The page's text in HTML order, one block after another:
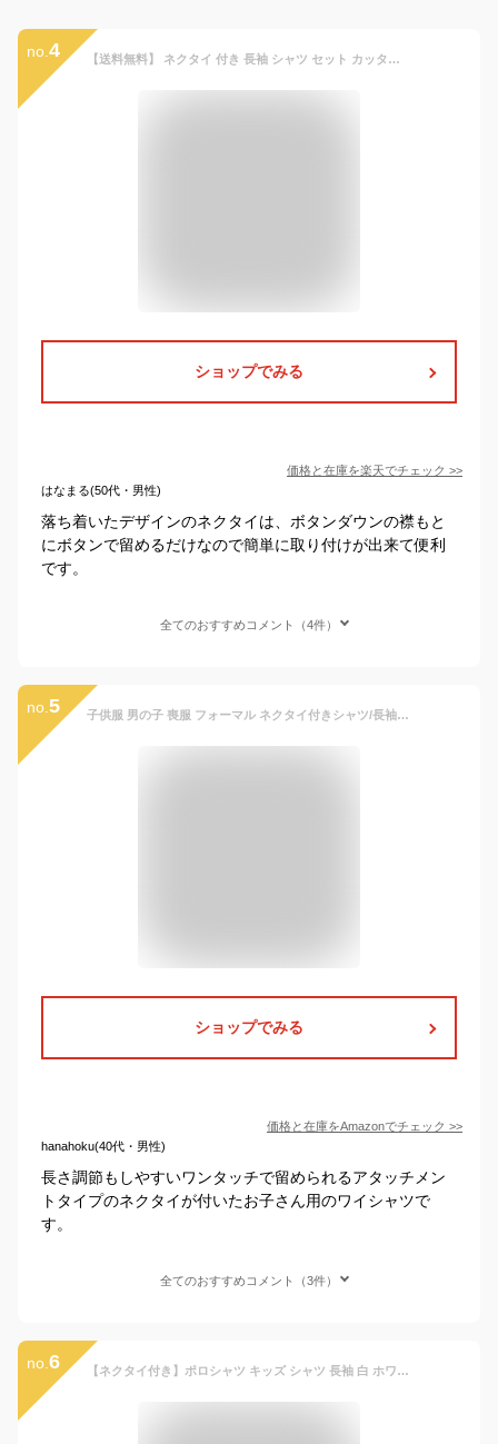
no. 4 【送料無料】 ネクタイ 付き 長袖 シャツ セット カッターシャツ ワイシャツ 男の子 キッズ 用 子供 ボタンダウン 角襟 白シャツ オックスフォード 綿混 無地 白 ホワイト 100cm 110cm 120cm 130cm フォーマル ウエア ウェア スクール 保育園 幼稚園 小学生 卒園式 入学式
ショップでみる
価格と在庫を楽天でチェック >>
はなまる(50代・男性)
落ち着いたデザインのネクタイは、ボタンダウンの襟もと
にボタンで留めるだけなので簡単に取り付けが出来て便利
です。
全てのおすすめコメント（4件）
no. 5 子供服 男の子 喪服 フォーマル ネクタイ付きシャツ/長袖 ジュニア (1473-5600) (ホワイト, 160cm)
ショップでみる
価格と在庫をAmazonでチェック >>
hanahoku(40代・男性)
長さ調節もしやすいワンタッチで留められるアタッチメン
トタイプのネクタイが付いたお子さん用のワイシャツで
す。
全てのおすすめコメント（3件）
no. 6 【ネクタイ付き】ポロシャツ キッズ シャツ 長袖 白 ホワイト フォーマル 子供服 コットン 制服 ワイシャツ スクール Yシャツ 通園 通学 小学生 男の子 子供シャツ ネクタイ付き 無地 80cm-130cm 入園式 入学式 卒業式 発表会 スーツインナー イベント こども お受験 面接